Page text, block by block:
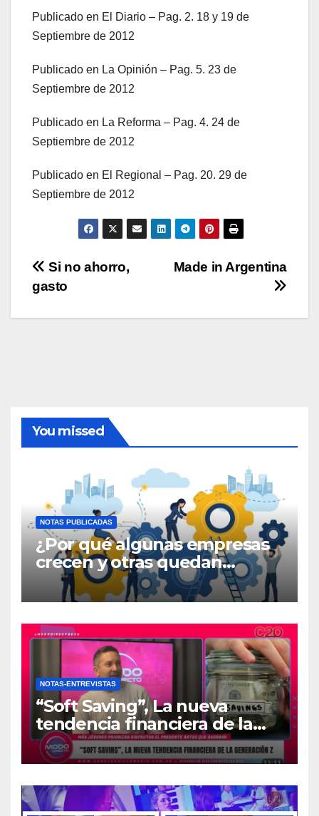
Publicado en El Diario – Pag. 2. 18 y 19 de
Septiembre de 2012
Publicado en La Opinión – Pag. 5. 23 de
Septiembre de 2012
Publicado en La Reforma – Pag. 4. 24 de
Septiembre de 2012
Publicado en El Regional – Pag. 20. 29 de
Septiembre de 2012
Navegación
de
Made in Argentina
Si no ahorro,
gasto
You missed
NOTAS PUBLICADAS
¿Por qué algunas empresas
crecen y otras quedan
atrapadas en el día a día?
NOTAS-ENTREVISTAS
“Soft Saving”, La nueva
tendencia financiera de la
generación Z